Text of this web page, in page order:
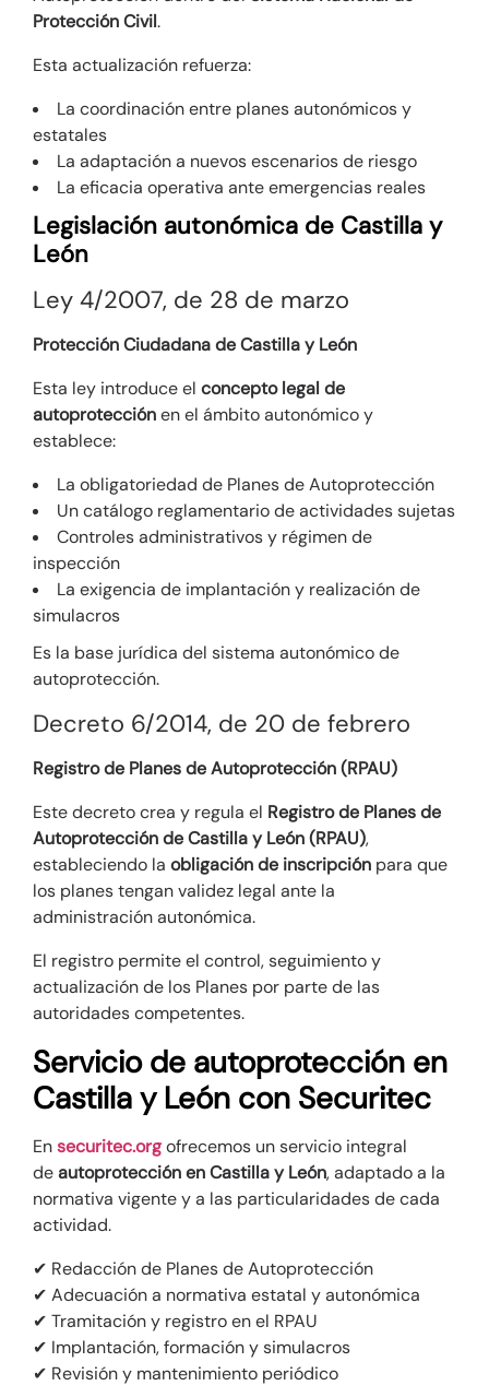
Protección Civil.
Esta actualización refuerza:
La coordinación entre planes autonómicos y
estatales
La adaptación a nuevos escenarios de riesgo
La eficacia operativa ante emergencias reales
Legislación autonómica de Castilla y
León
Ley 4/2007, de 28 de marzo
Protección Ciudadana de Castilla y León
Esta ley introduce el concepto legal de
autoprotecciónen el ámbito autonómico y
establece:
La obligatoriedad de Planes de Autoprotección
Un catálogo reglamentario de actividades sujetas
Controles administrativos y régimen de
inspección
La exigencia de implantación y realización de
simulacros
Es la base jurídica del sistema autonómico de
autoprotección.
Decreto 6/2014, de 20 de febrero
Registro de Planes de Autoprotección (RPAU)
Este decreto crea y regula el Registro de Planes de
Autoprotección de Castilla y León (RPAU),
estableciendo la obligación de inscripción para que
los planes tengan validez legal ante la
administración autonómica.
El registro permite el control, seguimiento y
actualización de los Planes por parte de las
autoridades competentes.
Servicio de autoprotección en
Castilla y León con Securitec
Ensecuritec.orgofrecemos un servicio integral
deautoprotección en Castilla y León, adaptado a la
normativa vigente y a las particularidades de cada
actividad.
✔ Redacción de Planes de Autoprotección
✔ Adecuación a normativa estatal y autonómica
✔ Tramitación y registro en el RPAU
✔ Implantación, formación y simulacros
✔ Revisión y mantenimiento periódico